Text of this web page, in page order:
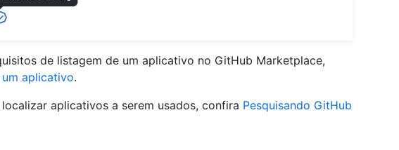
de listagem de um aplicativo no GitHub Marketplace,
aplicativo.
aplicativos a serem usados, confira Pesquisando GitHub